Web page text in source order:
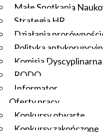
Małe Spotkania
Strategia HR
Działania
Polityka
Komisja Dyscyplinarna
RODO
Informator
Oferty pracy
Konkursy otwarte
Konkursy zakończone